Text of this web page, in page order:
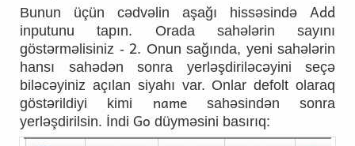
Bunun üçün cədvəlin aşağı hissəsində Add
inputunu tapın. Orada sahələrin sayını
göstərməlisiniz - 2. Onun sağında, yeni sahələrin
hansı sahədən sonra yerləşdiriləcəyini seçə
biləcəyiniz açılan siyahı var. Onlar defolt olaraq
göstərildiyi kimi namesahəsindən sonra
yerləşdirilsin. İndi Go düyməsini basırıq: